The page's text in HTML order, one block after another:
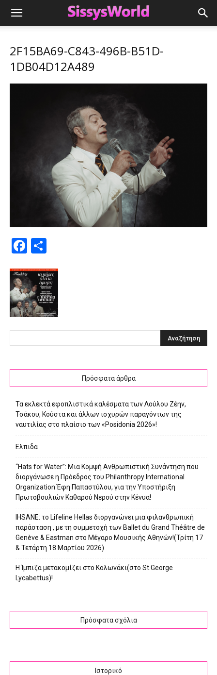
2F15BA69-C843-496B-B51D-
1DB04D12A489
Facebook
Πρόσφατα άρθρα
Τα εκλεκτά εφοπλιστικά καλέσματα των Λούλου Ζέην,
Τσάκου, Κούστα και άλλων ισχυρών παραγόντων της
ναυτιλίας στο πλαίσιο των «Posidonia 2026»!
Ελπιδα
“Hats for Water”: Μια Κομψή Ανθρωπιστική Συνάντηση που
διοργάνωσε η Πρόεδρος του Philanthropy International
Organization Έφη Παπαστύλου, για την Υποστήριξη
Πρωτοβουλιών Καθαρού Νερού στην Κένυα!
IHSANE: το Lifeline Hellas διοργανώνει μια φιλανθρωπική
παράσταση , με τη συμμετοχή των Ballet du Grand Théâtre de
Genève & Eastman στο Μέγαρο Μουσικής Αθηνών!(Τρίτη 17
& Τετάρτη 18 Μαρτίου 2026)
Η Ίμπιζα μετακομίζει στο Κολωνάκι(στο St.George
Lycabettus)!
Πρόσφατα σχόλια
Ιστορικό